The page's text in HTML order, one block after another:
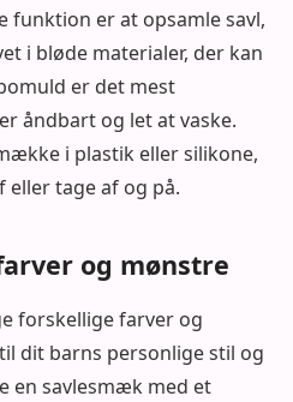
er at opsamle savl,
i bløde materialer, der kan
er det mest
åndbart og let at vaske.
i plastik eller silikone,
tage af og på.
og mønstre
forskellige farver og
dit barns personlige stil og
en savlesmæk med et